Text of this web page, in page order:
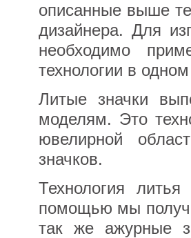
описанные выше
дизайнера. Для
необходимо
технологии в
Литые значки
моделям. Это
ювелирной
значков.
Технология
помощью мы
так же ажурные